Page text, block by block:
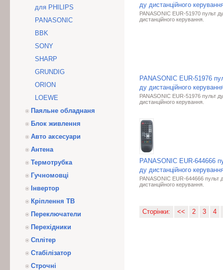
для PHILIPS
PANASONIC
BBK
SONY
SHARP
GRUNDIG
ORION
LOEWE
Паяльне обладнаня
Блок живлення
Авто аксесуари
Антена
Термотрубка
Гучномовці
Інвертор
Кріплення ТВ
Переключатели
Перехідники
Сплітер
Стабілізатор
Строчні
ду дистанційного
PANASONIC EUR-51970 пульт ду
дистанційного керування.
PANASONIC EUR-51976
ду дистанційного
PANASONIC EUR-51976 пульт ду
дистанційного керування.
PANASONIC EUR-644666
ду дистанційного
PANASONIC EUR-644666 пульт
дистанційного керування.
Сторінки: << 2 3 4